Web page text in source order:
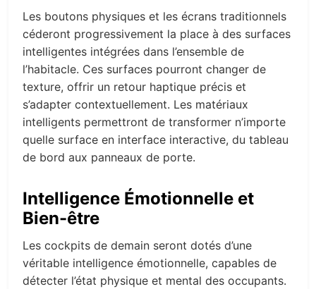
Les boutons physiques et les écrans traditionnels
céderont progressivement la place à des surfaces
intelligentes intégrées dans l’ensemble de
l’habitacle. Ces surfaces pourront changer de
texture, offrir un retour haptique précis et
s’adapter contextuellement. Les matériaux
intelligents permettront de transformer n’importe
quelle surface en interface interactive, du tableau
de bord aux panneaux de porte.
Intelligence Émotionnelle et
Bien-être
Les cockpits de demain seront dotés d’une
véritable intelligence émotionnelle, capables de
détecter l’état physique et mental des occupants.